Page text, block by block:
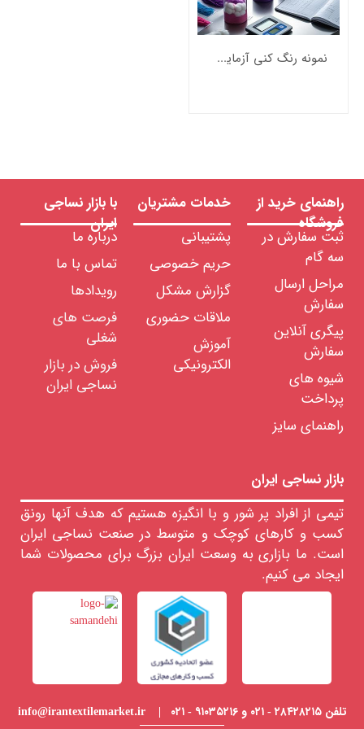
رنگ
های
نمایشگاه
مجازی
نساجی
قیمت
681818
نمونه رنگ کنی آزمایشگاهی الیاف
راهنمای خرید از
فروشگاه
ثبت سفارش در
سه گام
مراحل ارسال
سفارش
پیگری آنلاین
سفارش
شیوه های
پرداخت
راهنمای سایز
خدمات مشتریان
پشتیبانی
حریم خصوصی
گزارش مشکل
ملاقات حضوری
آموزش
الکترونیکی
با بازار نساجی
ایران
درباره ما
تماس با ما
رویدادها
فرصت های
شغلی
فروش در بازار
نساجی ایران
بازار نساجی ایران
تیمی از افراد پر شور و با انگیزه هستیم که هدف آنها رونق
کسب و کارهای کوچک و متوسط در صنعت نساجی ایران
است. ما بازاری به وسعت ایران بزرگ برای محصولات شما
ایجاد می کنیم.
تلفن ۲۸۴۲۸۲۱۵ - ۰۲۱ و ۹۱۰۳۵۲۱۶ - ۰۲۱ | info@irantextilemarket.ir